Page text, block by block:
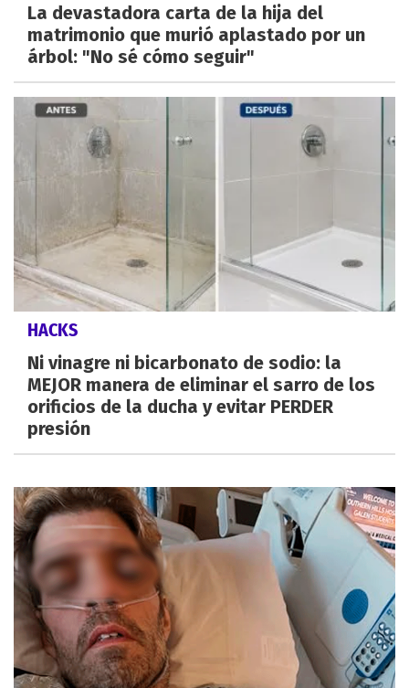
La devastadora carta de la hija del
matrimonio que murió aplastado por un
árbol: "No sé cómo seguir"
HACKS
Ni vinagre ni bicarbonato de sodio: la
MEJOR manera de eliminar el sarro de los
orificios de la ducha y evitar PERDER
presión